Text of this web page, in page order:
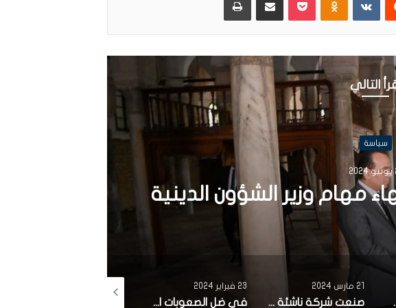
التالي
سياسة
الاهلية: قريبا الترفيع
إلى مليون دينار
23 فبراير 2024
في ضل الصعوبات الاقتصادية : تاخر كبير في الاعلان عن تركيبة الهيئة الوطنية للصلح الجزائي وانطلاق اشغالها
7 فبراير 2024
وضع محمد فريخة الصحي صعب ونقله الي المستشفى